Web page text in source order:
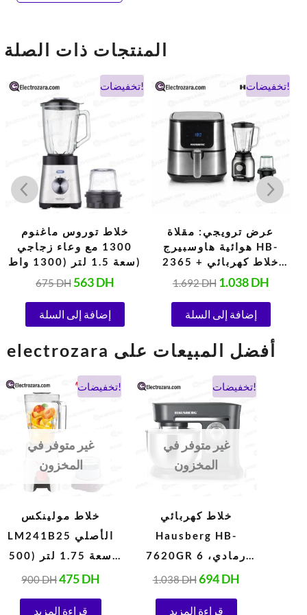
المنتجات ذات الصلة
تخفيضات!
خلاط توروس ماغنوم
1300 مع وعاء زجاجي
سعة 1.5 لتر (1300 واط)
675DH
السعر
الأصلي
هو:
563DH
السعر
الحالي
إضافة إلى السلة
تخفيضات!
عرض ترويجي: مقلاة
هوائية هاوسبيرج HB-
2365 + خلاط كهربائي
هاوسبيرج HB-7762
1.692DH
السعر
الأصلي
هو:
1.692 DH.
1.038DH
السعر
الحالي
إضافة إلى السلة
electrozara أفضل المبيعات على
تخفيضات!
غير متوفر في
المخزون
خلاط مولينكس
LM241B25 الأصلي
سعة 1.75 لتر (500
واط، 220 فولت،
900DH
السعر
الأصلي
هو:
475DH
السعر
الحالي
قراءة المزيد
تخفيضات!
غير متوفر في
المخزون
خلاط كهربائي
Hausberg HB-
7620GR رمادي، 6
سرعات، 5 لترات
1.038DH
السعر
الأصلي
هو:
1.038 DH.
694DH
السعر
الحالي
هو:
قراءة المزيد